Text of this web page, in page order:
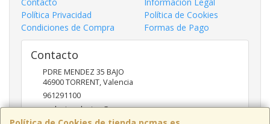
Política Privacidad
Política de Cookies
Condiciones de Compra
Formas de Pago
Contacto
PDRE MENDEZ 35 BAJO
46900TORRENT,Valencia
961291100
nadasinsolucion@pcmas.es